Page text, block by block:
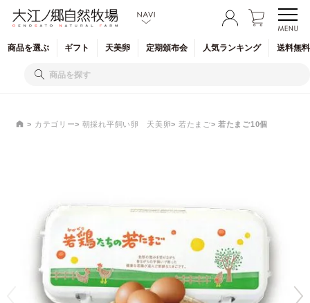
商品を選ぶ ギフト 天美卵 定期頒布会 人気ランキング 送料無
カテゴリー 朝採れ平飼い卵 天美卵 若たまご 若たまご10個